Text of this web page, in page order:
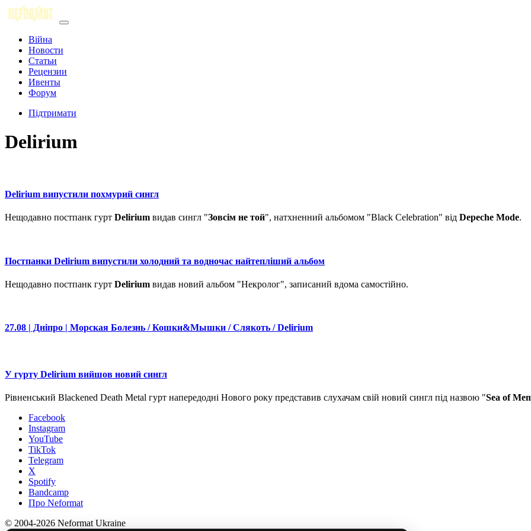
Війна
Новости
Статьи
Рецензии
Ивенты
Форум
Підтримати
Delirium
Delirium випустили похмурий сингл
Нещодавно постпанк гурт Delirium видав сингл "Зовсім не той", натхненний альбомом "Black Celebration" від Depeche Mode.
Постпанки Delirium випустили холодний та водночас найтепліший альбом
Нещодавно постпанк гурт Delirium видав новий альбом "Некролог", записаний вдома самостійно.
27.08 | Дніпро | Морская Болезнь / Кошки&Мышки / Слякоть / Delirium
У гурту Delirium вийшов новий сингл
Рівненський Blackened Death Metal гурт напередодні Нового року представив слухачам свій новий сингл під назвою "Sea of
Facebook
Instagram
YouTube
TikTok
Telegram
X
Spotify
Bandcamp
Про Neformat
© 2004-2026 Neformat Ukraine